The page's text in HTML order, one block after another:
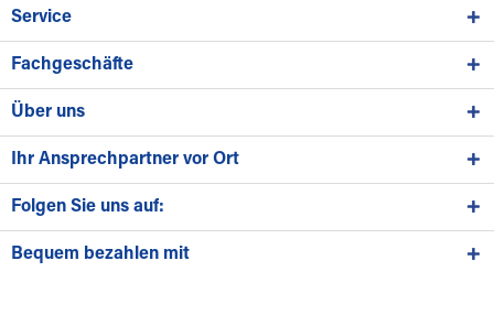
Service
Fachgeschäfte
Über uns
Ihr Ansprechpartner vor Ort
Folgen Sie uns auf:
Bequem bezahlen mit